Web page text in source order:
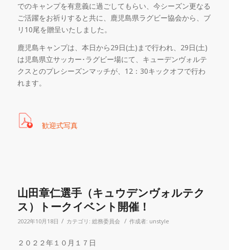
でのキャンプを有意義に過ごしてもらい、今シーズン更なる
ご活躍をお祈りすると共に、鹿児島県ラグビー協会から、ブ
リ 10尾を贈呈いたしました。
鹿児島キャンプは、本日から29日(土)まで行われ、 29日(土)
は児島県立サッカー･ラグビー場にて、キューデンヴォルテ
クスとのプレシーズンマッチが、 12： 30キックオフで行わ
れます。
歓迎式写真
山田章仁選手（キュウデンヴォルテク
ス）トークイベント開催！
2022年10月18日 / カテゴリ: 総務委員会 / 作成者: unstyle
２０２２年１０月１７日